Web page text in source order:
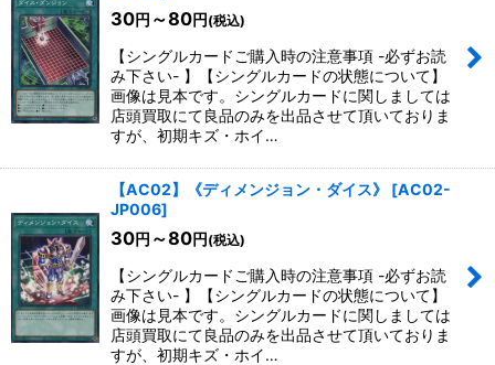
30円 ～80円 (税込)
【シングルカードご購入時の注意事項 -必ずお読
み下さい- 】【シングルカードの状態について】
画像は見本です。シングルカードに関しましては
店頭買取にて良品のみを出品させて頂いておりま
すが、初期キズ・ホイ…
【AC02】《ディメンジョン・ダイス》 [AC02-
JP006]
30円 ～80円 (税込)
【シングルカードご購入時の注意事項 -必ずお読
み下さい- 】【シングルカードの状態について】
画像は見本です。シングルカードに関しましては
店頭買取にて良品のみを出品させて頂いておりま
すが、初期キズ・ホイ…